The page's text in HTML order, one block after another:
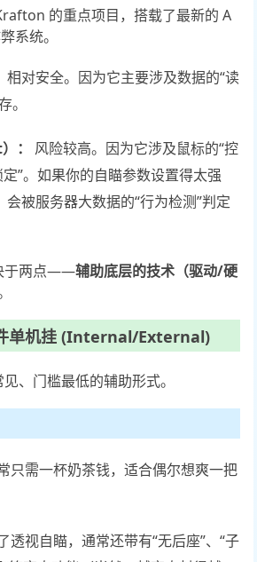
的重点项目，搭载了最新的 A
系统。
相对安全。因为它主要涉及数据的“读
。
：
风险较高。因为它涉及鼠标的“控
定”。如果你的自瞄参数设置得太强
会被服务器大数据的“行为检测”判定
于两点——辅助底层的技术（驱动/硬
单机挂 (Internal/External)
、门槛最低的辅助形式。
只需一杯奶茶钱，适合偶尔想爽一把
透视自瞄，通常还带有“无后座”、“子